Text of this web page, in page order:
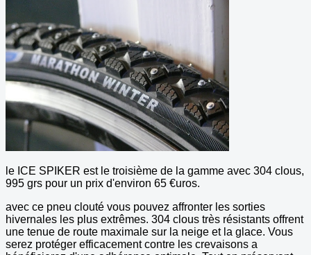
le ICE SPIKER est le troisième de la gamme avec 304 clous,
995 grs pour un prix d'environ 65 €uros.
avec ce pneu clouté vous pouvez affronter les sorties
hivernales les plus extrêmes. 304 clous très résistants offrent
une tenue de route maximale sur la neige et la glace. Vous
serez protéger efficacement contre les crevaisons a